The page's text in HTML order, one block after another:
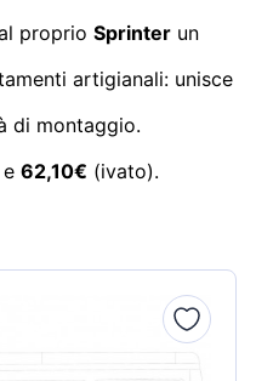
proprio Sprinter un
artigianali: unisce
di montaggio.
62,10€ (ivato).